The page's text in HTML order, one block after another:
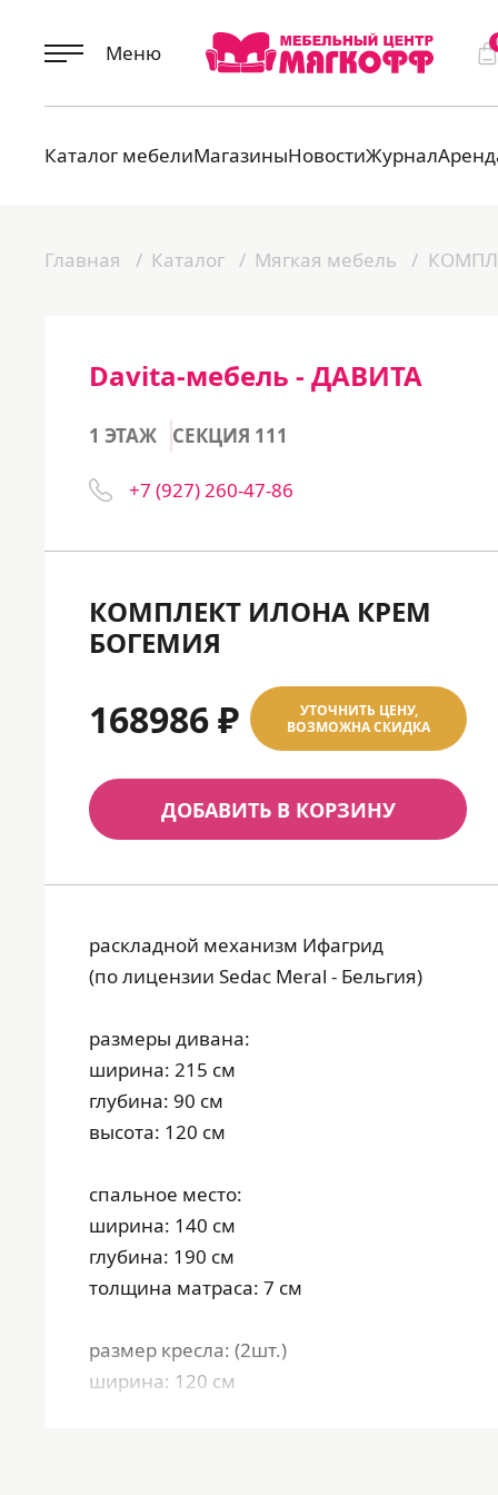
Меню
Каталог мебелиМагазиныНовостиЖурнал
Главная Каталог Мягкая мебель
Davita-мебель - ДАВИТА
1 ЭТАЖ СЕКЦИЯ 111
+7 (927) 260-47-86
КОМПЛЕКТ ИЛОНА КРЕМ
БОГЕМИЯ
168986 ₽
УТОЧНИТЬ ЦЕНУ,
ВОЗМОЖНА СКИДКА
ДОБАВИТЬ В КОРЗИНУ
раскладной механизм Ифагрид
(по лицензии Sedac Meral - Бельгия)
размеры дивана:
ширина: 215 см
глубина: 90 см
высота: 120 см
спальное место:
ширина: 140 см
глубина: 190 см
толщина матраса: 7 см
размер кресла: (2шт.)
ширина: 120 см